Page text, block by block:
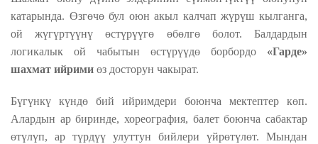
катарында. Өзгөчө бул оюн акыл калчап жүрүш кылганга,
ой жүгүртүүнү өстүрүүгө өбөлгө болот. Балдардын
логикалык ой чабытын өстүрүүдө
борбордо «Гарде»
шахмат ийрими өз досторун чакырат.
Бүгүнкү күндө бий ийримдери боюнча мектептер көп.
Алардын ар биринде, хореография, балет боюнча сабактар
өтүлүп, ар түрдүү улуттун бийлери үйрөтүлөт. Мындан